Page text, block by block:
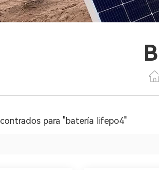
para "batería lifepo4"